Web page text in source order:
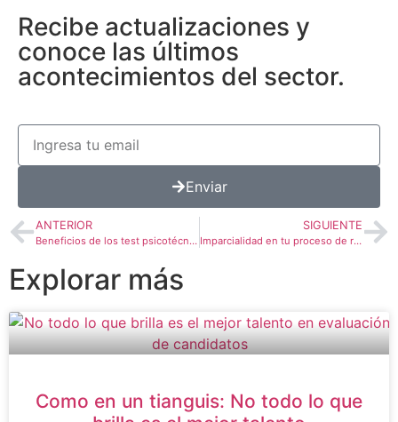
Recibe actualizaciones y
conoce las últimos
acontecimientos del sector.
Enviar
ANTERIOR
Beneficios de los test psicotécnicos
SIGUIENTE
Imparcialidad en tu proceso de reclutamiento y selección de personal
Explorar más
Como en un tianguis: No todo lo que